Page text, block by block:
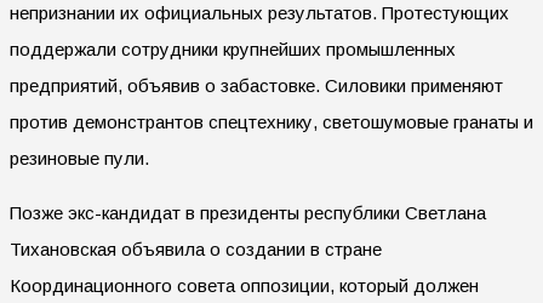
непризнании их официальных результатов. Протестующих
поддержали сотрудники крупнейших промышленных
предприятий, объявив о забастовке. Силовики применяют
против демонстрантов спецтехнику, светошумовые гранаты и
резиновые пули.
Позже экс-кандидат в президенты республики Светлана
Тихановская объявила о создании в стране
Координационного совета оппозиции, который должен